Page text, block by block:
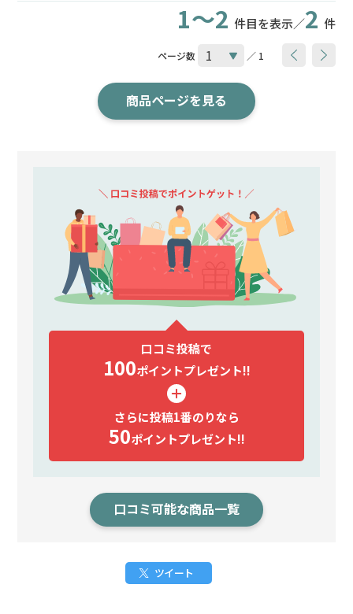
1～2 件目を表示／2 件
ページ数 ／ 1
商品ページを見る
口コミ投稿で
100ポイントプレゼント!!
さらに投稿1番のりなら
50ポイントプレゼント!!
口コミ可能な商品一覧
ツイート